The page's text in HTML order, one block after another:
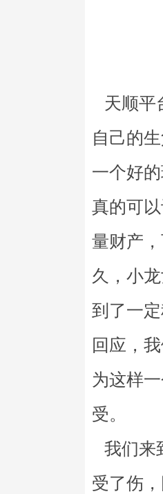
天顺平
自己的
一个好
真的可
量财产
久，小
到了一
回应，
为这样
受。
我们来
受了伤